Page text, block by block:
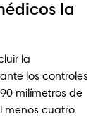
la
la
los controles
milímetros de
menos cuatro